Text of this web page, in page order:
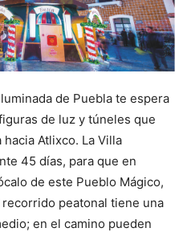
de Puebla te espera
de luz y túneles que
Atlixco. La Villa
45 días, para que en
de este Pueblo Mágico,
peatonal tiene una
en el camino pueden